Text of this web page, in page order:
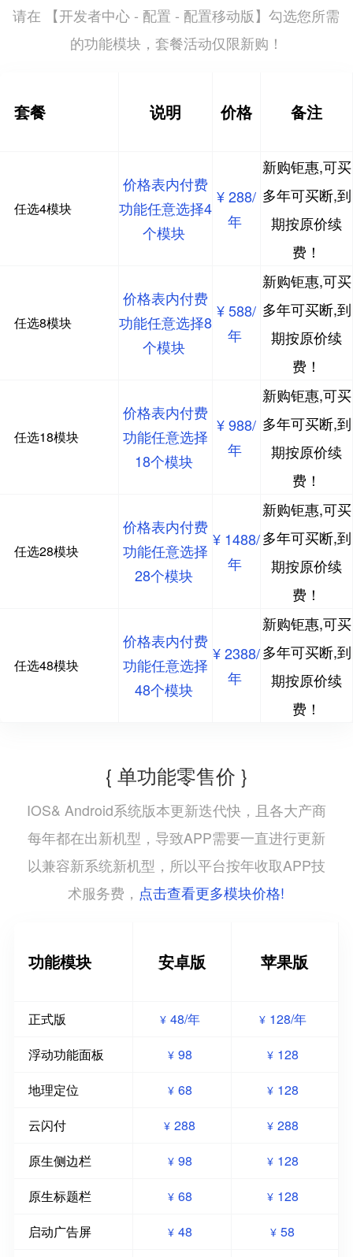
请在 【开发者中心 - 配置 - 配置移动版】勾选您所需
的功能模块，套餐活动仅限新购！
套餐 说明 价格 备注
任选4模块
价格表内付费
功能任意选择4
个模块
¥ 288/
年
新购钜惠,可买
多年可买断,到
期按原价续
费！
任选8模块
价格表内付费
功能任意选择8
个模块
¥ 588/
年
新购钜惠,可买
多年可买断,到
期按原价续
费！
任选18模块
价格表内付费
功能任意选择
18个模块
¥ 988/
年
新购钜惠,可买
多年可买断,到
期按原价续
费！
任选28模块
价格表内付费
功能任意选择
28个模块
¥ 1488/
年
新购钜惠,可买
多年可买断,到
期按原价续
费！
任选48模块
价格表内付费
功能任意选择
48个模块
¥ 2388/
年
新购钜惠,可买
多年可买断,到
期按原价续
费！
{ 单功能零售价 }
IOS& Android系统版本更新迭代快，且各大产商
每年都在出新机型，导致APP需要一直进行更新
以兼容新系统新机型，所以平台按年收取APP技
术服务费， 点击查看更多模块价格!
功能模块 安卓版 苹果版
正式版 ¥ 48/年 ¥ 128/年
浮动功能面板
¥ 98 ¥ 128
地理定位
¥ 68 ¥ 128
云闪付
¥ 288 ¥ 288
原生侧边栏
¥ 98 ¥ 128
原生标题栏
¥ 68 ¥ 128
启动广告屏
¥ 48 ¥ 58